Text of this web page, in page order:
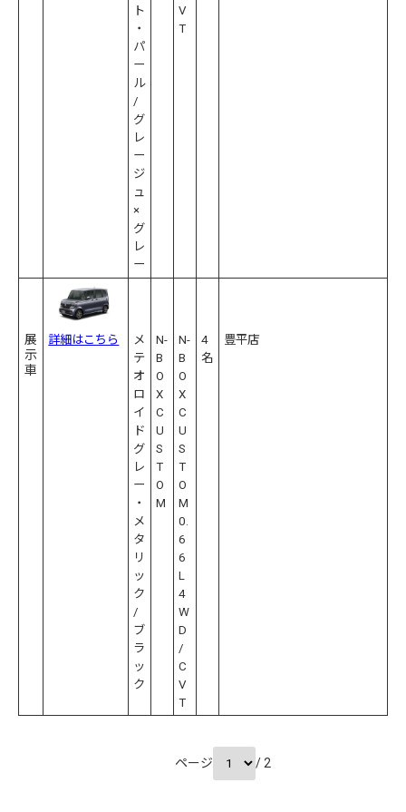
ト
・
パ
ー
ル
/
グ
レ
ー
ジ
ュ
×
グ
レ
ー
V
T
展
示
車
詳細はこちら
メ
テ
オ
ロ
イ
ド
グ
レ
ー
・
メ
タ
リ
ッ
ク
/
ブ
ラ
ッ
ク
N-
B
O
X
C
U
S
T
O
M
N-
B
O
X
C
U
S
T
O
M
0.
6
6
L
4
W
D
/
C
V
T
4
名
豊平店
ページ / 2